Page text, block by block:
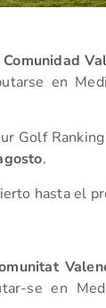
en
Golf
.
hasta el
se en